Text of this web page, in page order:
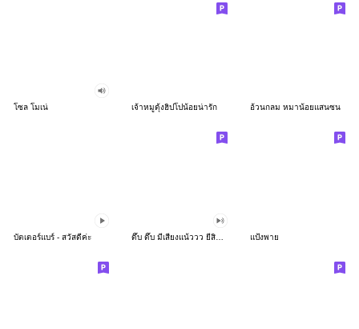
โซล โมเน่ เจ้าหมูดุ้งฮิปโปน้อยน่ารัก อ้วนกลม หมาน้อยแสนซน
บัตเตอร์แบร์ - สวัสดีค่ะ แป้งพาย